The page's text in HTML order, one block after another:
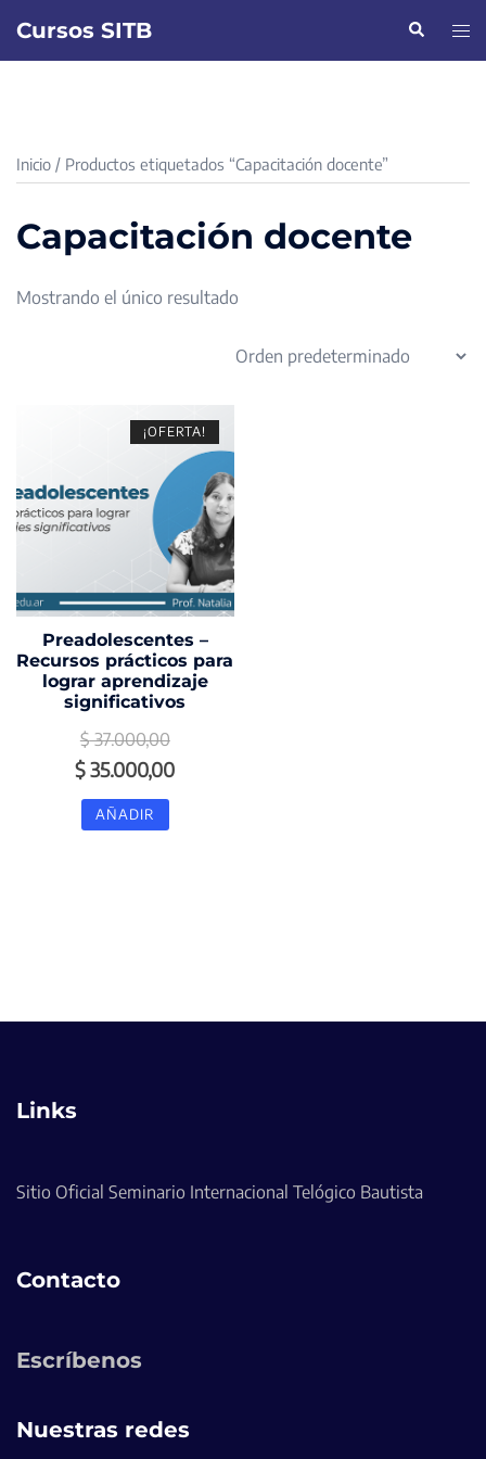
Cursos SITB Buscar
Inicio / Productos etiquetados “Capacitación docente”
Capacitación docente
Mostrando el único resultado
¡OFERTA!
Preadolescentes –
Recursos prácticos para
lograr aprendizaje
significativos
$37.000,00
El
precio
original
$35.000,00El
AÑADIR
Links
Sitio Oficial Seminario Internacional Telógico Bautista
Contacto
Escríbenos
Nuestras redes